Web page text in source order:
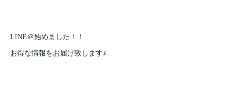
LINE＠始めました！！
お得な情報をお届け致します♪